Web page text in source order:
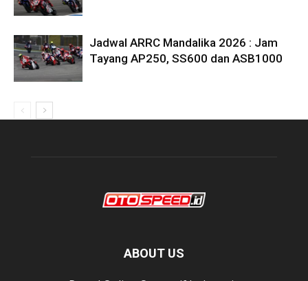
Jadwal ARRC Mandalika 2026 : Jam
Tayang AP250, SS600 dan ASB1000
ABOUT US